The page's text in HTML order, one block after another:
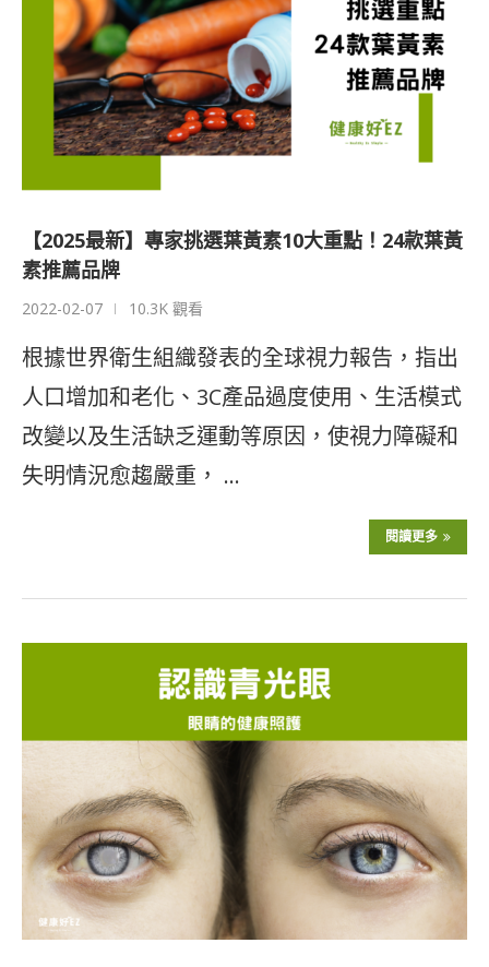
【2025最新】專家挑選葉黃素10大重點！24款葉黃
素推薦品牌
2022-02-07 10.3K 觀看
根據世界衛生組織發表的全球視力報告，指出
人口增加和老化、3C產品過度使用、生活模式
改變以及生活缺乏運動等原因，使視力障礙和
失明情況愈趨嚴重， …
閱讀更多